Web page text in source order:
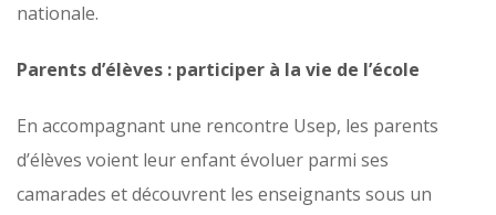
nationale.
Parents d’élèves : participer à la vie de l’école
En accompagnant une rencontre Usep, les parents
d’élèves voient leur enfant évoluer parmi ses
camarades et découvrent les enseignants sous un